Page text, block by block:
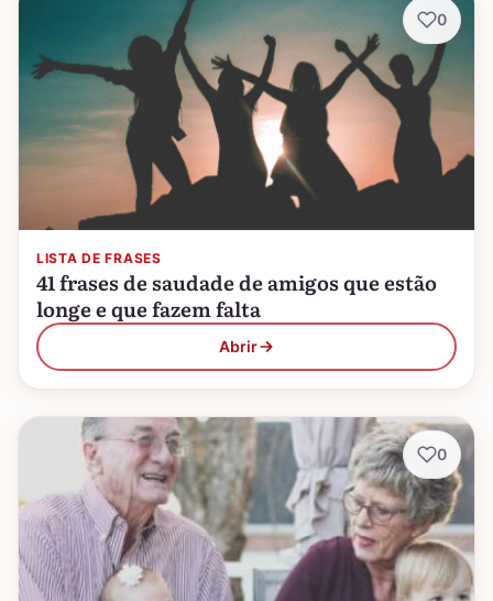
LISTA DE FRASES
41 frases de saudade de amigos que estão
longe e que fazem falta
Abrir
0
0